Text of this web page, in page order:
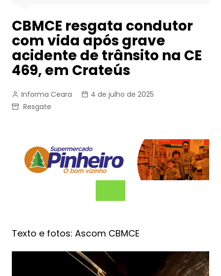
CBMCE resgata condutor
com vida após grave
acidente de trânsito na CE
469, em Crateús
Informa Ceara
4 de julho de 2025
Resgate
Texto e fotos: Ascom CBMCE